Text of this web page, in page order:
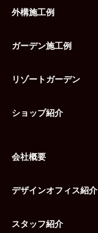
外構施工例
ガーデン施工例
リゾートガーデン
ショップ紹介
会社概要
デザインオフィス紹介
スタッフ紹介